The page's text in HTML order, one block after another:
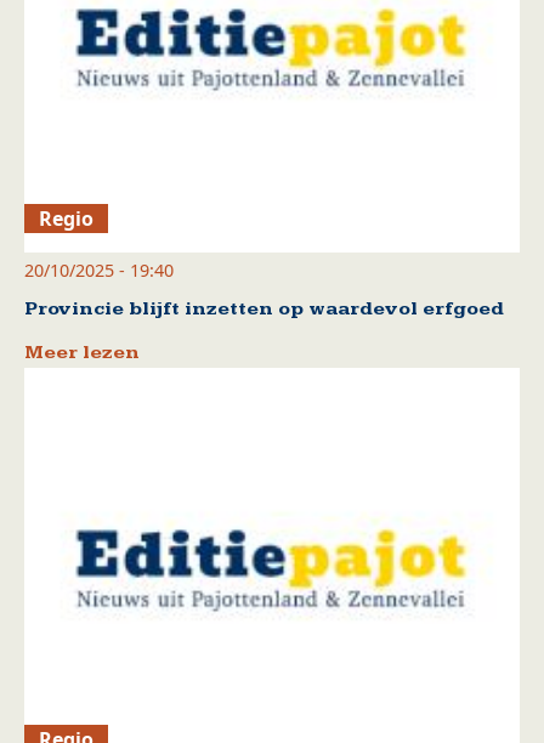
Regio
20/10/2025 - 19:40
Provincie blijft inzetten op waardevol erfgoed
Meer lezen